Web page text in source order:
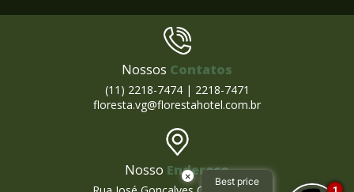
Nossos Contatos
(11) 2218-7474 | 2218-7471
floresta.vg@florestahotel.com.br
Nosso Endereço
×
Best price